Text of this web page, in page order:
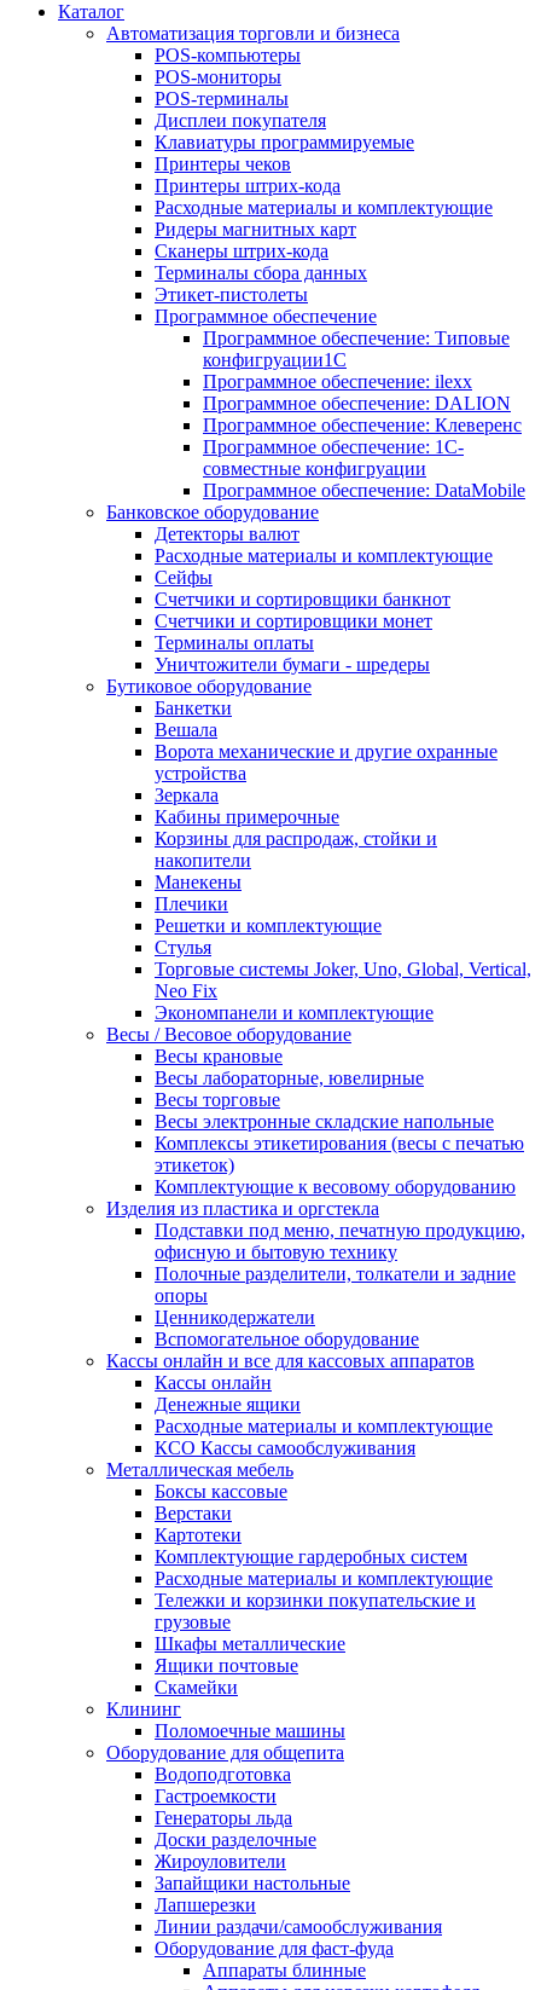
Каталог
Автоматизация торговли и бизнеса
POS-компьютеры
POS-мониторы
POS-терминалы
Дисплеи покупателя
Клавиатуры программируемые
Принтеры чеков
Принтеры штрих-кода
Расходные материалы и комплектующие
Ридеры магнитных карт
Сканеры штрих-кода
Терминалы сбора данных
Этикет-пистолеты
Программное обеспечение
Программное обеспечение: Типовые
конфигруации1С
Программное обеспечение: ilexx
Программное обеспечение: DALION
Программное обеспечение: Клеверенс
Программное обеспечение: 1С-
совместные конфигруации
Программное обеспечение: DataMobile
Банковское оборудование
Детекторы валют
Расходные материалы и комплектующие
Сейфы
Счетчики и сортировщики банкнот
Счетчики и сортировщики монет
Терминалы оплаты
Уничтожители бумаги - шредеры
Бутиковое оборудование
Банкетки
Вешала
Ворота механические и другие охранные
устройства
Зеркала
Кабины примерочные
Корзины для распродаж, стойки и
накопители
Манекены
Плечики
Решетки и комплектующие
Стулья
Торговые системы Joker, Uno, Global, Vertical,
Neo Fix
Экономпанели и комплектующие
Весы / Весовое оборудование
Весы крановые
Весы лабораторные, ювелирные
Весы торговые
Весы электронные складские напольные
Комплексы этикетирования (весы с печатью
этикеток)
Комплектующие к весовому оборудованию
Изделия из пластика и оргстекла
Подставки под меню, печатную продукцию,
офисную и бытовую технику
Полочные разделители, толкатели и задние
опоры
Ценникодержатели
Вспомогательное оборудование
Кассы онлайн и все для кассовых аппаратов
Кассы онлайн
Денежные ящики
Расходные материалы и комплектующие
КСО Кассы самообслуживания
Металлическая мебель
Боксы кассовые
Верстаки
Картотеки
Комплектующие гардеробных систем
Расходные материалы и комплектующие
Тележки и корзинки покупательские и
грузовые
Шкафы металлические
Ящики почтовые
Скамейки
Клининг
Поломоечные машины
Оборудование для общепита
Водоподготовка
Гастроемкости
Генераторы льда
Доски разделочные
Жироуловители
Запайщики настольные
Лапшерезки
Линии раздачи/самообслуживания
Оборудование для фаст-фуда
Аппараты блинные